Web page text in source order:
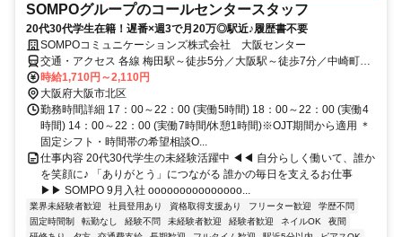
SOMPOグループのコールセンタースタッフ
20代30代学生在籍！遅番×週3で月20万◎駅近♪履歴書不要
SOMPOコミュニケーションズ株式会社 大阪センター
交通・アクセス 各線 梅田駅～徒歩5分／大阪駅～徒歩7分／中崎町駅
～徒歩3分
時給1,710円～2,110円
大阪府大阪市北区
勤務時間詳細 17：00～22：00 (実働5時間) 18：00～22：00 (実働4
時間) 14：00～22：00 (実働7時間/休憩1時間)※OJT期間から適用 ＊
固定シフト・時間帯の希望相談O...
仕事内容 20代30代学生の未経験活躍中 ◀◀ 自分らしく働いて、誰か
を笑顔に♪ 「ありがとう」につながる 誰かの毎日を支えるお仕事
▶▶ SOMPO 9月入社 ooooooooooooooo...
業界未経験者歓迎 社員登用あり 資格取得支援あり フリーター歓迎
学歴不問
固定時間制
転勤なし 経験不問 未経験者歓迎 経験者歓迎 ネイルOK
夜間